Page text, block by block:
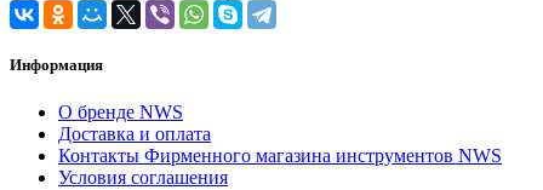
Информация
О бренде NWS
Доставка и оплата
Контакты Фирменного магазина инструментов NWS
Условия соглашения